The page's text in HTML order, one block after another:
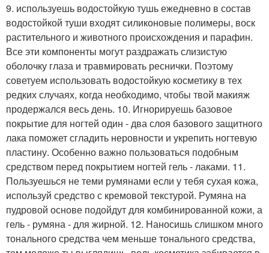
9. используешь водостойкую тушь ежедневно в состав
водостойкой туши входят силиконовые полимеры, воск
растительного и животного происхождения и парафин.
Все эти компоненты могут раздражать слизистую
оболочку глаза и травмировать реснички. Поэтому
советуем использовать водостойкую косметику в тех
редких случаях, когда необходимо, чтобы твой макияж
продержался весь день. 10. Игнорируешь базовое
покрытие для ногтей один - два слоя базового защитного
лака поможет сгладить неровности и укрепить ногтевую
пластину. Особенно важно пользоваться подобным
средством перед покрытием ногтей гель - лаками. 11.
Пользуешься не теми румянами если у тебя сухая кожа,
используй средство с кремовой текстурой. Румяна на
пудровой основе подойдут для комбинированной кожи, а
гель - румяна - для жирной. 12. Наносишь слишком много
тонального средства чем меньше тонального средства,